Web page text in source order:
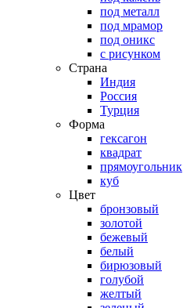
под металл
под мрамор
под оникс
с рисунком
Страна
Индия
Россия
Турция
Форма
гексагон
квадрат
прямоугольник
куб
Цвет
бронзовый
золотой
бежевый
белый
бирюзовый
голубой
желтый